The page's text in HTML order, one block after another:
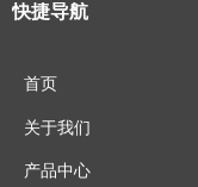
首页
关于我们
产品中心
快捷导航